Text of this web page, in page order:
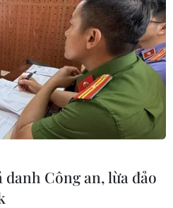
Công an, lừa đảo